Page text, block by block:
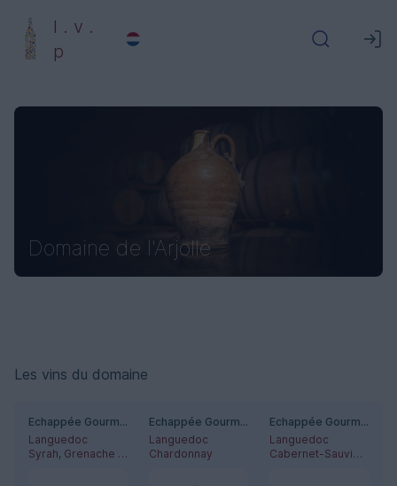
l . v .
p
Domaine de l'Arjolle
Les vins du domaine
Echappée Gourmande - Rosé
Languedoc
Syrah, Grenache Noir
Echappée Gourmande - Chardonnay
Languedoc
Chardonnay
Echappée Gourmande - Merlot-Cabernet
Languedoc
Cabernet-Sauvignon, Merlot